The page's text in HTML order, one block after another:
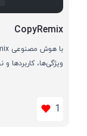
CopyRemix
ویژگی‌ها، کاربردها
1